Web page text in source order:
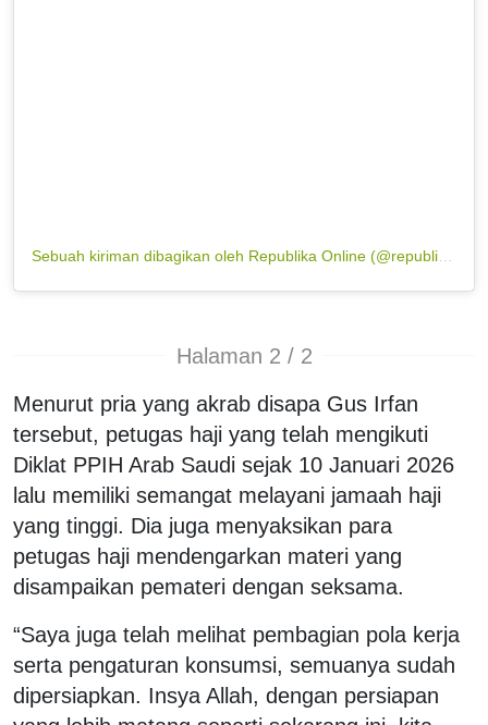
Sebuah kiriman dibagikan oleh Republika Online (@republikaonline)
Halaman 2 / 2
Menurut pria yang akrab disapa Gus Irfan
tersebut, petugas haji yang telah mengikuti
Diklat PPIH Arab Saudi sejak 10 Januari 2026
lalu memiliki semangat melayani jamaah haji
yang tinggi. Dia juga menyaksikan para
petugas haji mendengarkan materi yang
disampaikan pemateri dengan seksama.
“Saya juga telah melihat pembagian pola kerja
serta pengaturan konsumsi, semuanya sudah
dipersiapkan. Insya Allah, dengan persiapan